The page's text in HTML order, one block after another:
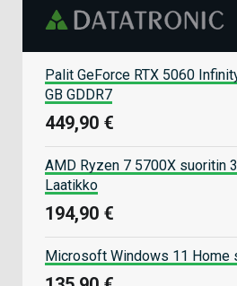
Palit GeForce RTX 5060
GB GDDR7
449,90 €
AMD Ryzen 7 5700X suoritin
Laatikko
194,90 €
Microsoft Windows 11 Home